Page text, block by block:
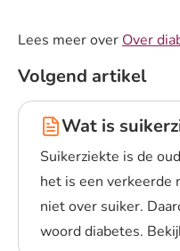
Lees meer over Over
Volgend artikel
Wat is
Suikerziekte is de
het is een verkeerde
niet over suiker.
woord diabetes.